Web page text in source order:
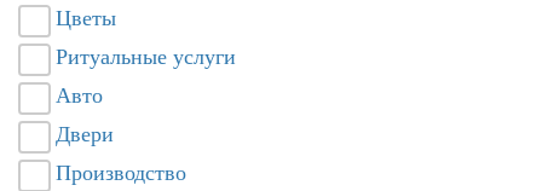
Цветы
Ритуальные услуги
Авто
Двери
Производство